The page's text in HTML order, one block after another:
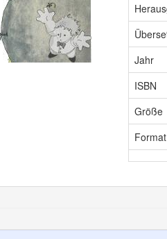
Jahr
ISBN
Größe
Format